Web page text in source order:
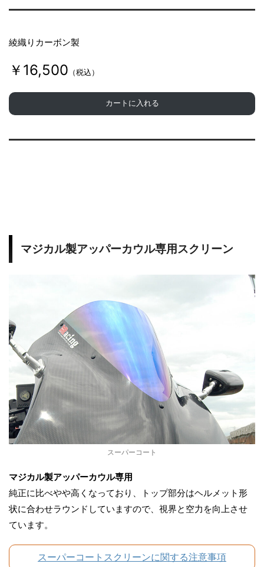
o
l
t
S
e
t
B
o
d
y
w
o
綾織りカーボン製
￥16,500 （税込）
カートに入れる
マジカル製アッパーカウル専用スクリーン
スーパーコート
マジカル製アッパーカウル専用
純正に比べやや高くなっており、トップ部分はヘルメット形
状に合わせラウンドしていますので、視界と空力を向上させ
ています。
スーパーコートスクリーンに関する注意事項